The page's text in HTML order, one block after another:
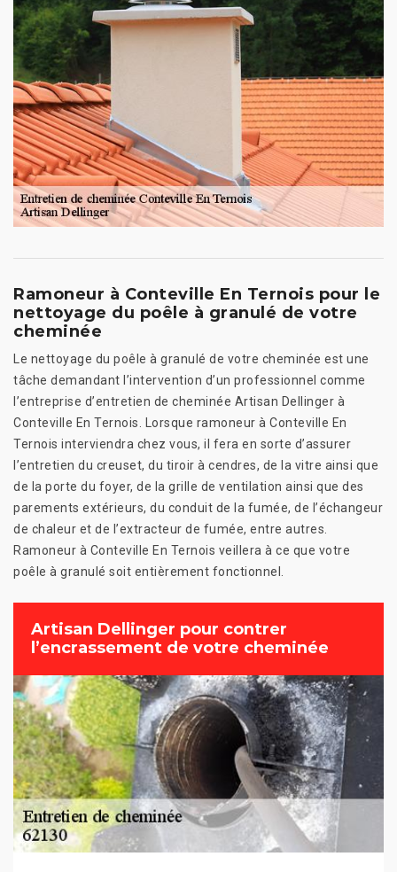
Ramoneur à Conteville En Ternois pour le
nettoyage du poêle à granulé de votre
cheminée
Le nettoyage du poêle à granulé de votre cheminée est une
tâche demandant l’intervention d’un professionnel comme
l’entreprise d’entretien de cheminée Artisan Dellinger à
Conteville En Ternois. Lorsque ramoneur à Conteville En
Ternois interviendra chez vous, il fera en sorte d’assurer
l’entretien du creuset, du tiroir à cendres, de la vitre ainsi que
de la porte du foyer, de la grille de ventilation ainsi que des
parements extérieurs, du conduit de la fumée, de l’échangeur
de chaleur et de l’extracteur de fumée, entre autres.
Ramoneur à Conteville En Ternois veillera à ce que votre
poêle à granulé soit entièrement fonctionnel.
Artisan Dellinger pour contrer
l’encrassement de votre cheminée